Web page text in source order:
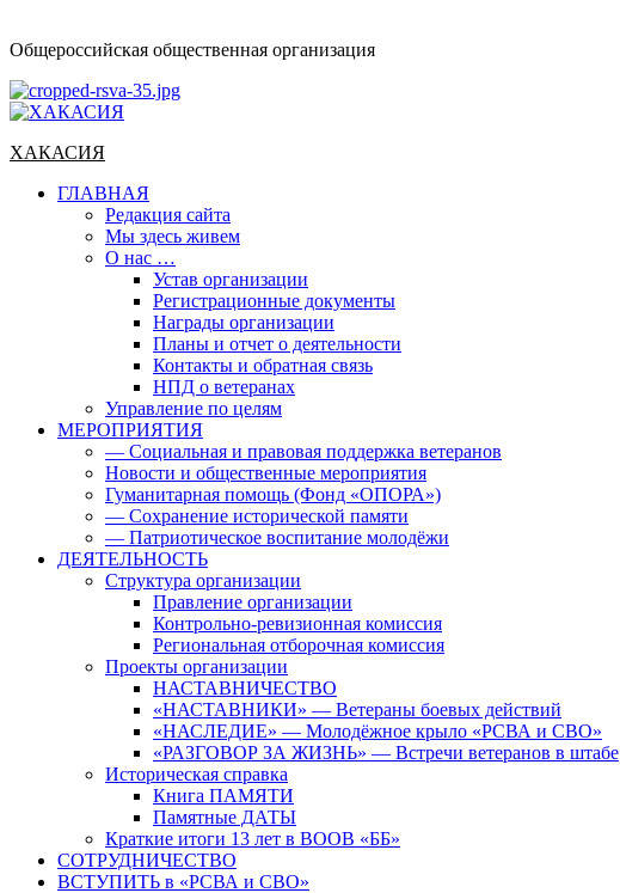
Общероссийская общественная организация
Основное
ХАКАСИЯ
ГЛАВНАЯ
Редакция сайта
Мы здесь живем
О нас …
Устав организации
Регистрационные документы
Награды организации
Планы и отчет о деятельности
Контакты и обратная связь
НПД о ветеранах
Управление по целям
МЕРОПРИЯТИЯ
— Социальная и правовая поддержка ветеранов
Новости и общественные мероприятия
Гуманитарная помощь (Фонд «ОПОРА»)
— Сохранение исторической памяти
— Патриотическое воспитание молодёжи
ДЕЯТЕЛЬНОСТЬ
Структура организации
Правление организации
Контрольно-ревизионная комиссия
Региональная отборочная комиссия
Проекты организации
НАСТАВНИЧЕСТВО
«НАСТАВНИКИ» — Ветераны боевых действий
«НАСЛЕДИЕ» — Молодёжное крыло «РСВА и СВО»
«РАЗГОВОР ЗА ЖИЗНЬ» — Встречи ветеранов в штабе
Историческая справка
Книга ПАМЯТИ
Памятные ДАТЫ
Краткие итоги 13 лет в ВООВ «ББ»
СОТРУДНИЧЕСТВО
ВСТУПИТЬ в «РСВА и СВО»